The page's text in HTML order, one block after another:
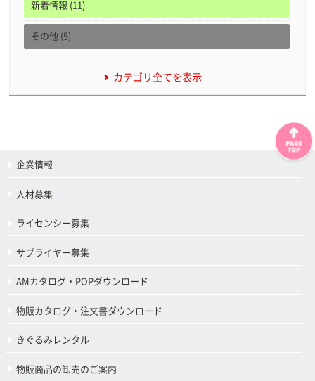
新着情報 (11)
その他 (5)
カテゴリ全てを表示
企業情報
人材募集
ライセンシー募集
サプライヤー募集
AMカタログ・POPダウンロード
物販カタログ・注文書ダウンロード
きぐるみレンタル
物販商品の卸売のご案内